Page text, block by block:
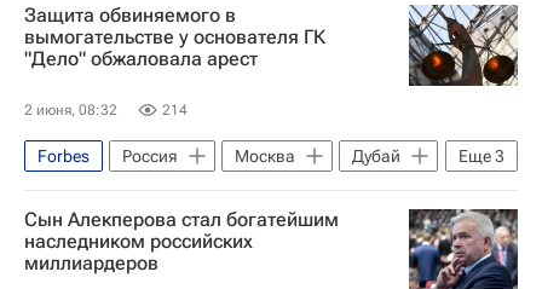
Национальная хоккейная лига (НХЛ)
Защита обвиняемого в
вымогательстве у основателя ГК
"Дело" обжаловала арест
2 июня, 08:32 214
Еще3
Forbes Россия Москва
Дубай
Сергей Шишкарев
ТрансКонтейнер
Global Ports
Сын Алекперова стал богатейшим
наследником российских
миллиардеров